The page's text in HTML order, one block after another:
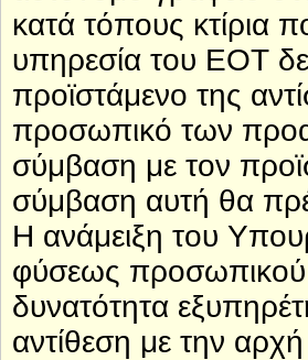
κατά τόπους κτίρια
υπηρεσία του ΕΟΤ
προϊστάμενο της
προσωπικό των
σύμβαση με τον
σύμβαση αυτή θα
Η ανάμειξη του
φύσεως προσωπικού
δυνατότητα
αντίθεση με την